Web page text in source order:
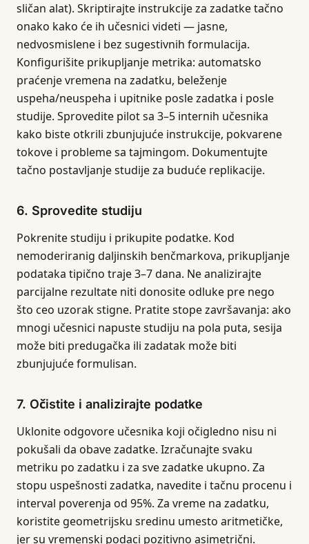
sličan alat). Skriptirajte instrukcije za zadatke tačno
onako kako će ih učesnici videti — jasne,
nedvosmislene i bez sugestivnih formulacija.
Konfigurišite prikupljanje metrika: automatsko
praćenje vremena na zadatku, beleženje
uspeha/neuspeha i upitnike posle zadatka i posle
studije. Sprovedite pilot sa 3–5 internih učesnika
kako biste otkrili zbunjujuće instrukcije, pokvarene
tokove i probleme sa tajmingom. Dokumentujte
tačno postavljanje studije za buduće replikacije.
6. Sprovedite studiju
Pokrenite studiju i prikupite podatke. Kod
nemoderiranig daljinskih benčmarkova, prikupljanje
podataka tipično traje 3–7 dana. Ne analizirajte
parcijalne rezultate niti donosite odluke pre nego
što ceo uzorak stigne. Pratite stope završavanja: ako
mnogi učesnici napuste studiju na pola puta, sesija
može biti predugačka ili zadatak može biti
zbunjujuće formulisan.
7. Očistite i analizirajte podatke
Uklonite odgovore učesnika koji očigledno nisu ni
pokušali da obave zadatke. Izračunajte svaku
metriku po zadatku i za sve zadatke ukupno. Za
stopu uspešnosti zadatka, navedite i tačnu procenu i
interval poverenja od 95%. Za vreme na zadatku,
koristite geometrijsku sredinu umesto aritmetičke,
jer su vremenski podaci pozitivno asimetrični.